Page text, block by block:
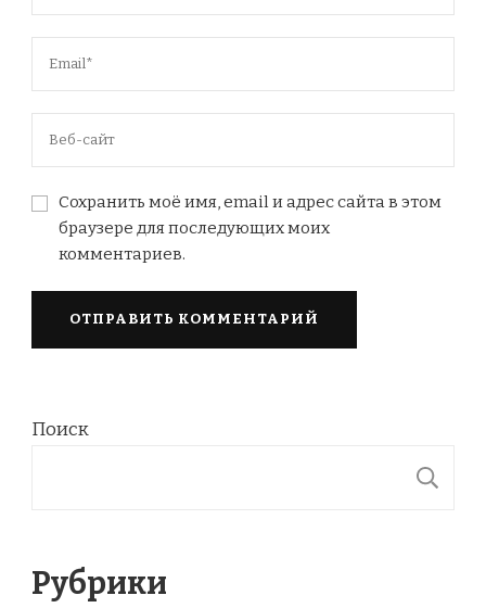
Сохранить моё имя, email и адрес сайта в этом
браузере для последующих моих
комментариев.
Поиск
Рубрики